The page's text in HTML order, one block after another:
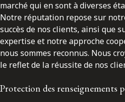
marché qui en sont à diverses
Notre réputation repose sur
succès de nos clients, ainsi que
expertise et notre approche
nous sommes reconnus. Nous
le reflet de la réussite de nos
Protection des renseignements